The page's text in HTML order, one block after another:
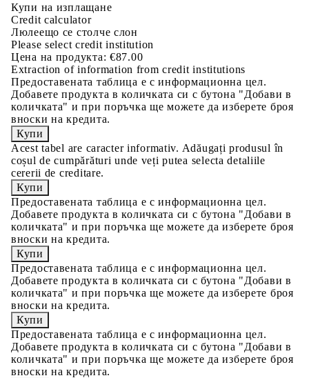
Купи на изплащане
Credit calculator
Люлеещо се столче слон
Please select credit institution
Цена на продукта: €87.00
Extraction of information from credit institutions
Предоставената таблица е с информационна цел.
Добавете продукта в количката си с бутона "Добави в
количката" и при поръчка ще можете да изберете броя
вноски на кредита.
Acest tabel are caracter informativ. Adăugați produsul în
coșul de cumpărături unde veți putea selecta detaliile
cererii de creditare.
Предоставената таблица е с информационна цел.
Добавете продукта в количката си с бутона "Добави в
количката" и при поръчка ще можете да изберете броя
вноски на кредита.
Предоставената таблица е с информационна цел.
Добавете продукта в количката си с бутона "Добави в
количката" и при поръчка ще можете да изберете броя
вноски на кредита.
Предоставената таблица е с информационна цел.
Добавете продукта в количката си с бутона "Добави в
количката" и при поръчка ще можете да изберете броя
вноски на кредита.